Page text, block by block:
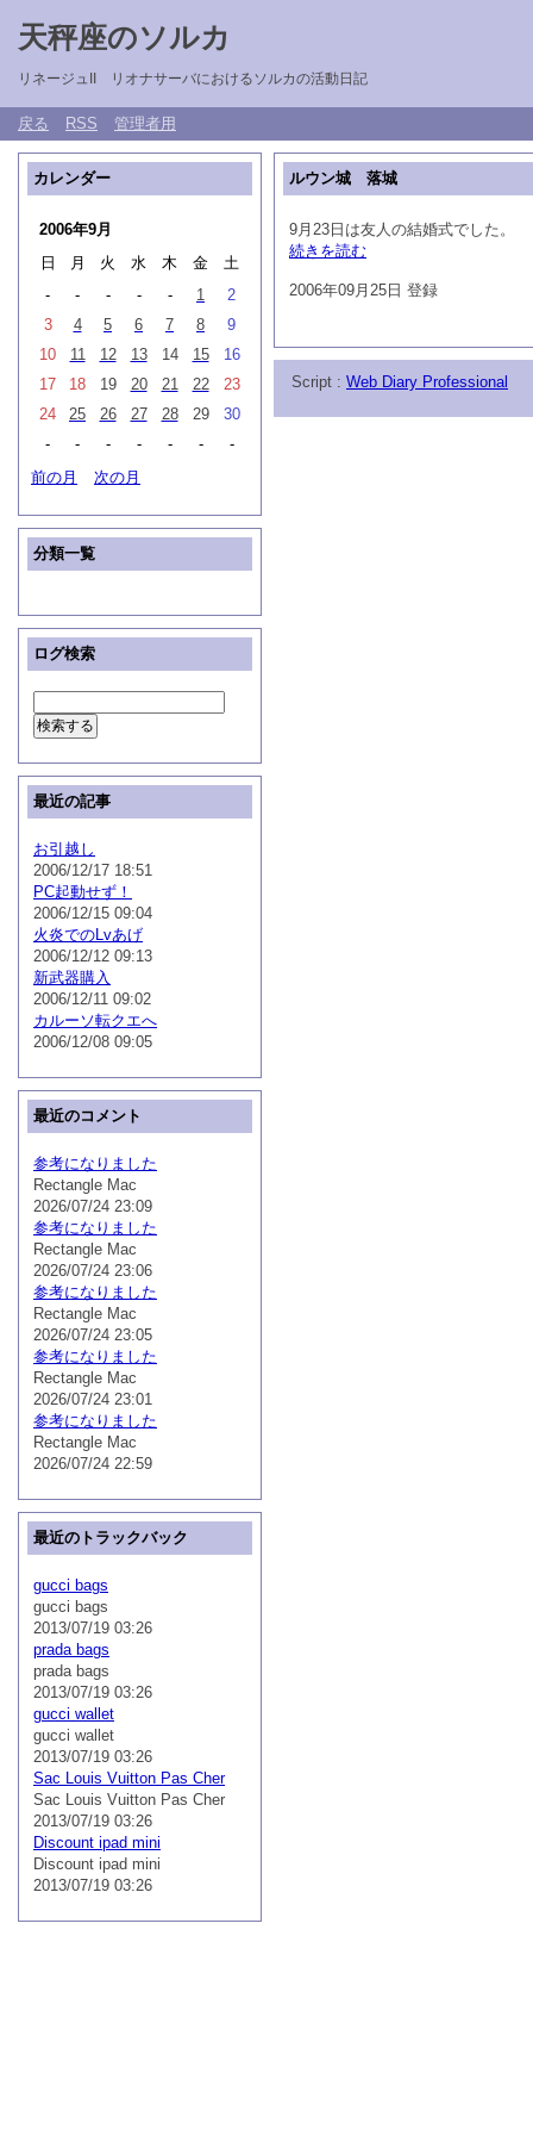
天秤座のソルカ
リネージュII リオナサーバにおけるソルカの活動日記
戻る RSS 管理者用
ルウン城 落城
9月23日は友人の結婚式でした。
続きを読む
2006年09月25日 登録
カレンダー
2006年9月
日
月 火 水 木 金
土
-
- - - - 1
2
3
4 5 6 7 8
9
10
11 12 13 14 15
16
17
18 19 20 21 22
23
24
25 26 27 28 29
30
-
- - - - -
-
前の月
次の月
分類一覧
ログ検索
最近の記事
お引越し
2006/12/17 18:51
PC起動せず！
2006/12/15 09:04
火炎でのLvあげ
2006/12/12 09:13
新武器購入
2006/12/11 09:02
カルーソ転クエへ
2006/12/08 09:05
最近のコメント
参考になりました
Rectangle Mac
2026/07/24 23:09
参考になりました
Rectangle Mac
2026/07/24 23:06
参考になりました
Rectangle Mac
2026/07/24 23:05
参考になりました
Rectangle Mac
2026/07/24 23:01
参考になりました
Rectangle Mac
2026/07/24 22:59
最近のトラックバック
gucci bags
gucci bags
2013/07/19 03:26
prada bags
prada bags
2013/07/19 03:26
gucci wallet
gucci wallet
2013/07/19 03:26
Sac Louis Vuitton Pas Cher
Sac Louis Vuitton Pas Cher
2013/07/19 03:26
Discount ipad mini
Discount ipad mini
2013/07/19 03:26
Script : Web Diary Professional